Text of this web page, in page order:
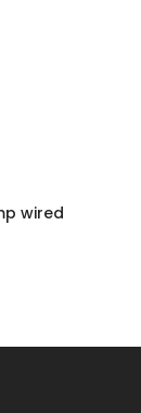
wired